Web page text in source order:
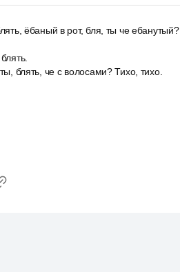
ёбаный в рот, бля, ты че ебанутый?
блять, че с волосами? Тихо, тихо.